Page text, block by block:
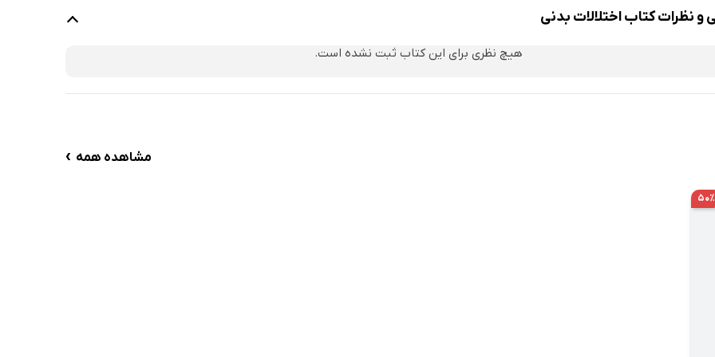
بدنی
و نظرات کتاب اختلالات بدنی
هیچ نظری برای این کتاب ثبت نشده است.
مشاهده همه ›
۵۰٪